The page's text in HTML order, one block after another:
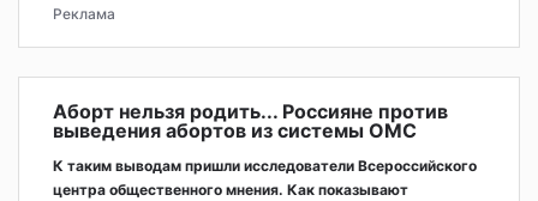
Реклама
Аборт нельзя родить... Россияне против
выведения абортов из системы ОМС
К таким выводам пришли исследователи Всероссийского
центра общественного мнения. Как показывают